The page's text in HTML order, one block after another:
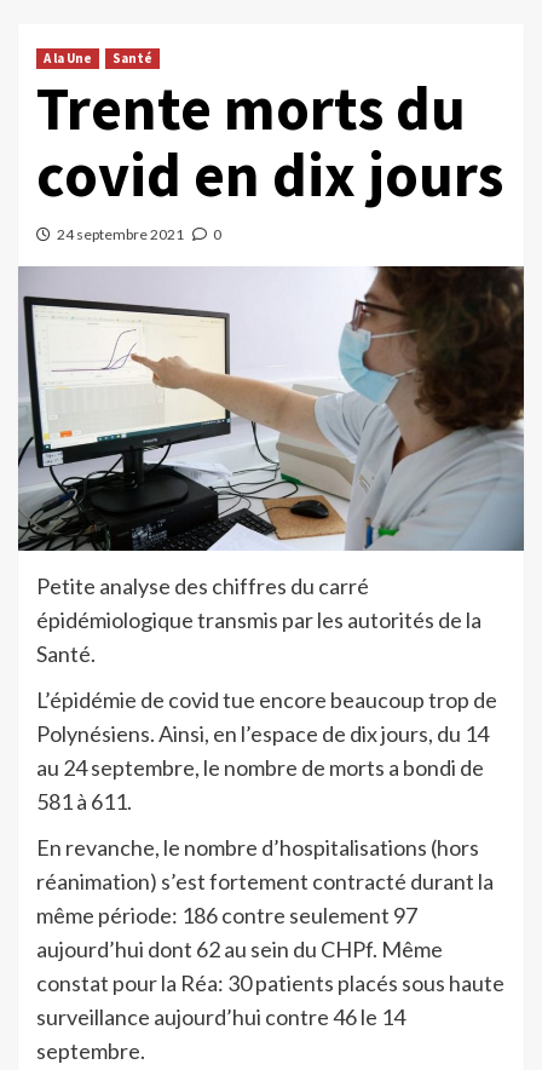
A la Une Santé
Trente morts du
covid en dix jours
24 septembre 2021 0
Petite analyse des chiffres du carré
épidémiologique transmis par les autorités de la
Santé.
L’épidémie de covid tue encore beaucoup trop de
Polynésiens. Ainsi, en l’espace de dix jours, du 14
au 24 septembre, le nombre de morts a bondi de
581 à 611.
En revanche, le nombre d’hospitalisations (hors
réanimation) s’est fortement contracté durant la
même période: 186 contre seulement 97
aujourd’hui dont 62 au sein du CHPf. Même
constat pour la Réa: 30 patients placés sous haute
surveillance aujourd’hui contre 46 le 14
septembre.